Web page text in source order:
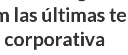
las últimas
corporativa